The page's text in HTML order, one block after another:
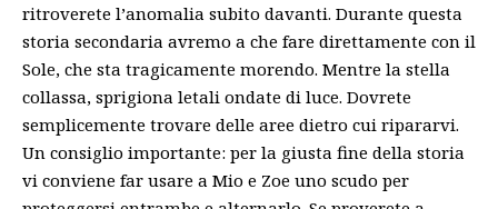
ritroverete l’anomalia subito davanti. Durante questa
storia secondaria avremo a che fare direttamente con il
Sole, che sta tragicamente morendo. Mentre la stella
collassa, sprigiona letali ondate di luce. Dovrete
semplicemente trovare delle aree dietro cui ripararvi.
Un consiglio importante: per la giusta fine della storia
vi conviene far usare a Mio e Zoe uno scudo per